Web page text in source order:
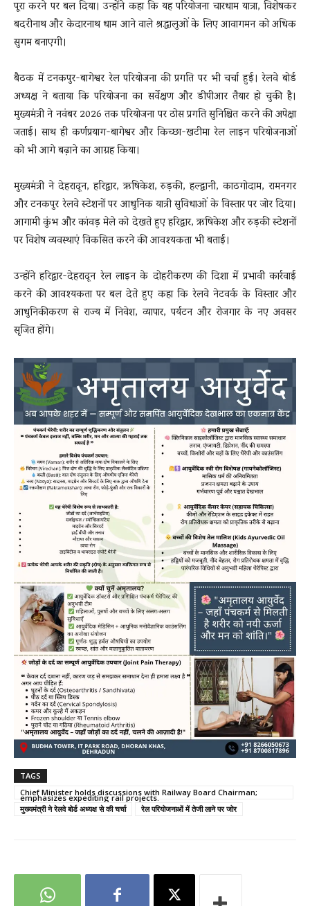
पूरा करने पर बल दिया। उन्होंने कहा कि यह परियोजना चारधाम यात्रा, विशेषकर
बदरीनाथ और केदारनाथ धाम आने वाले श्रद्धालुओं के लिए आवागमन को अधिक
सुगम बनाएगी।
बैठक में टनकपुर-बागेश्वर रेल परियोजना की प्रगति पर भी चर्चा हुई। रेलवे बोर्ड
अध्यक्ष ने बताया कि परियोजना का सर्वेक्षण और डीपीआर तैयार हो चुकी है।
मुख्यमंत्री ने नवंबर 2026 तक परियोजना पर ठोस प्रगति सुनिश्चित करने की अपेक्षा
जताई। साथ ही कर्णप्रयाग-बागेश्वर और किच्छा-खटीमा रेल लाइन परियोजनाओं
को भी आगे बढ़ाने का आग्रह किया।
मुख्यमंत्री ने देहरादून, हरिद्वार, ऋषिकेश, रुड़की, हल्द्वानी, काठगोदाम, रामनगर
और टनकपुर रेलवे स्टेशनों पर आधुनिक यात्री सुविधाओं के विस्तार पर जोर दिया।
आगामी कुंभ और कांवड़ मेले को देखते हुए हरिद्वार, ऋषिकेश और रुड़की स्टेशनों
पर विशेष व्यवस्थाएं विकसित करने की आवश्यकता भी बताई।
उन्होंने हरिद्वार-देहरादून रेल लाइन के दोहरीकरण की दिशा में प्रभावी कार्रवाई
करने की आवश्यकता पर बल देते हुए कहा कि रेलवे नेटवर्क के विस्तार और
आधुनिकीकरण से राज्य में निवेश, व्यापार, पर्यटन और रोजगार के नए अवसर
सृजित होंगे।
TAGS
Chief Minister holds discussions with Railway Board Chairman;
emphasizes expediting rail projects.
मुख्यमंत्री ने रेलवे बोर्ड अध्यक्ष से की चर्चा
रेल परियोजनाओं में तेजी लाने पर जोर